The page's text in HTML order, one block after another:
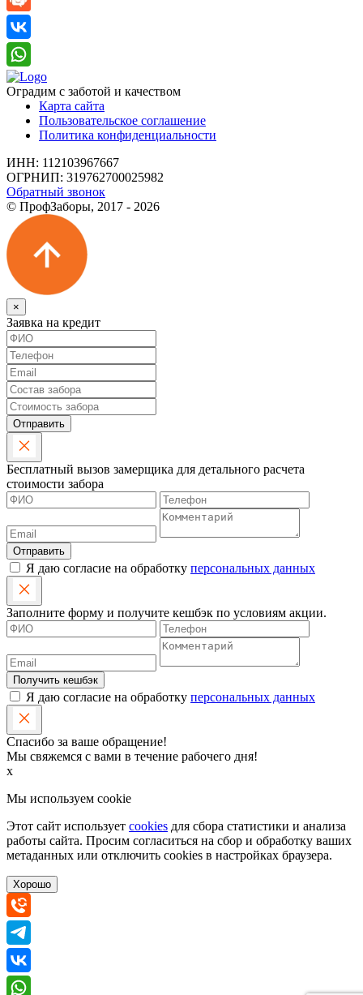
Оградим с заботой и качеством
Карта сайта
Пользовательское соглашение
Политика конфиденциальности
ИНН: 112103967667
ОГРНИП: 319762700025982
Обратный звонок
© ПрофЗаборы, 2017 - 2026
×
Заявка на кредит
Отправить
Бесплатный вызов замерщика для детального расчета
стоимости забора
Отправить
Я даю согласие на обработку персональных данных
Заполните форму и получите кешбэк по условиям акции.
Получить кешбэк
Я даю согласие на обработку персональных данных
Спасибо за ваше обращение!
Мы свяжемся с вами в течение рабочего дня!
x
Мы используем cookie
Этот сайт использует cookies для сбора статистики и анализа
работы сайта. Просим согласиться на сбор и обработку ваших
метаданных или отключить cookies в настройках браузера.
Хорошо